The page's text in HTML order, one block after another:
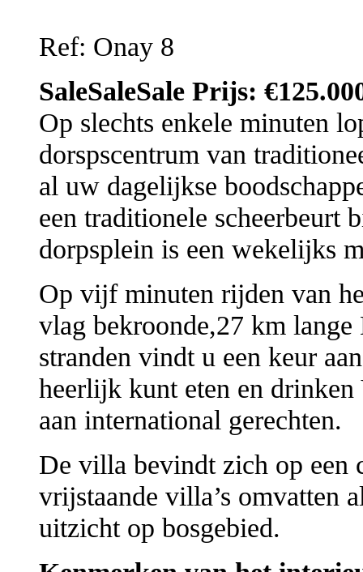
Ref: Onay 8
SaleSaleSale Prijs:
Op slechts enkele minuten
dorspscentrum van
al uw dagelijkse
een traditionele scheerbeurt
dorpsplein is een wekelijks
Op vijf minuten rijden van
vlag bekroonde,27 km
stranden vindt u een keur
heerlijk kunt eten en drinken
aan international gerechten.
De villa bevindt zich op een
vrijstaande villa’s omvatten
uitzicht op bosgebied.